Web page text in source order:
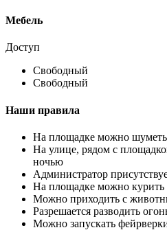
Мебель
Доступ
Свободный
Свободный
Наши правила
На площадке можно
На улице, рядом с
ночью
Администратор
На площадке можно курить
Можно приходить с
Разрешается разводить
Можно запускать